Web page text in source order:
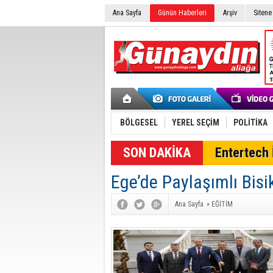
Ana Sayfa Günün Haberleri Arşiv
BÖLGESEL YEREL SEÇİM POLİTİKA
SON DAKİKA Entertech
Ege’de Paylaşımlı
Ana Sayfa » EĞİTİM